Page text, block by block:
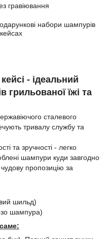
гравіювання
набори шампурів
- ідеальний
грильованої їжі та
сталевого
тривалу службу та
та зручності - легко
шампури куди завгодно
пропозицію за
шильд)
шампура)